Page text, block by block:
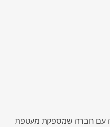
עם חברה שמספקת מעטפת